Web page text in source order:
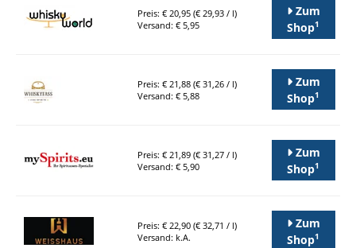
Preis: € 20,95 (€ 29,93 / l)
Versand: € 5,95
Zum
Shop1
Preis: € 21,88 (€ 31,26 / l)
Versand: € 5,88
Zum
Shop1
Preis: € 21,89 (€ 31,27 / l)
Versand: € 5,90
Zum
Shop1
Preis: € 22,90 (€ 32,71 / l)
Versand: k.A.
Zum
Shop1